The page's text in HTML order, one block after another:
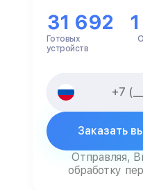
31 692
Готовых
устройств
Заказать
Отправляя,
обработку